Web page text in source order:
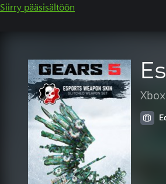
Siirry pääsisältöön